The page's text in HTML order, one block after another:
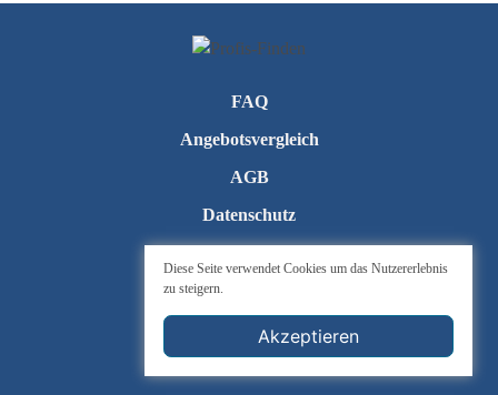
FAQ
Angebotsvergleich
AGB
Datenschutz
Impressum
Cookie-Einstellungen
Diese Seite verwendet Cookies um das Nutzererlebnis
zu steigern.
Akzeptieren